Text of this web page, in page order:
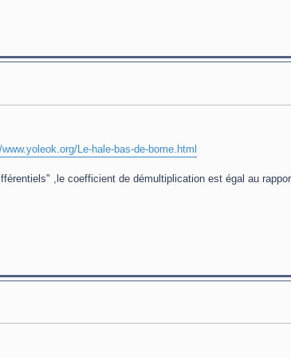
Le-hale-bas-de-bome.html
,le coefficient de démultiplication est égal au